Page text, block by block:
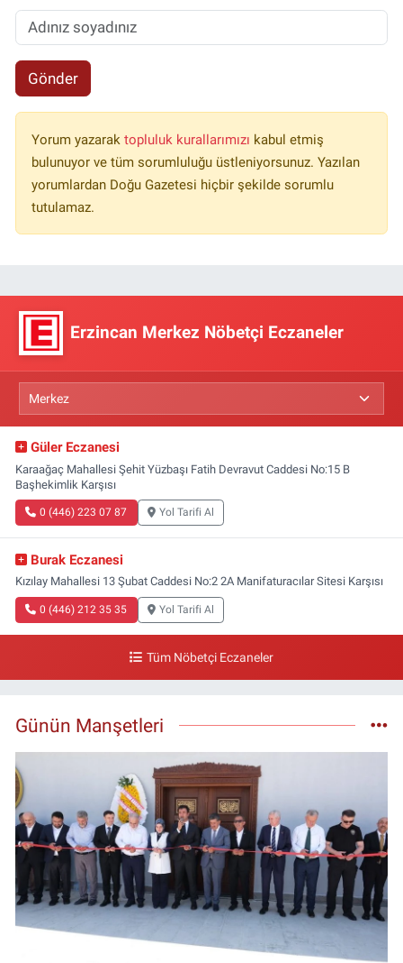
Gönder
Yorum yazarak topluluk kurallarımızı kabul etmiş
bulunuyor ve tüm sorumluluğu üstleniyorsunuz. Yazılan
yorumlardan Doğu Gazetesi hiçbir şekilde sorumlu
tutulamaz.
Erzincan Merkez Nöbetçi Eczaneler
Güler Eczanesi
Karaağaç Mahallesi Şehit Yüzbaşı Fatih Devravut Caddesi No:15 B
Başhekimlik Karşısı
0 (446) 223 07 87 Yol Tarifi Al
Burak Eczanesi
Kızılay Mahallesi 13 Şubat Caddesi No:2 2A Manifaturacılar Sitesi Karşısı
0 (446) 212 35 35 Yol Tarifi Al
Tüm Nöbetçi Eczaneler
Günün Manşetleri